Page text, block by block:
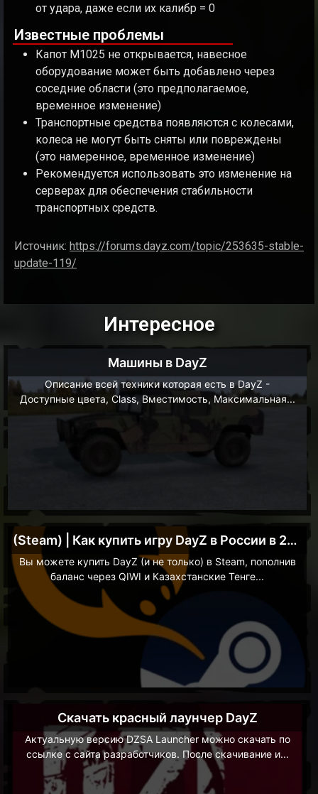
от удара, даже если их калибр = 0
Известные проблемы
Капот M1025 не открывается, навесное
оборудование может быть добавлено через
соседние области (это предполагаемое,
временное изменение)
Транспортные средства появляются с колесами,
колеса не могут быть сняты или повреждены
(это намеренное, временное изменение)
Рекомендуется использовать это изменение на
серверах для обеспечения стабильности
транспортных средств.
Источник: https://forums.dayz.com/topic/253635-stable-
update-119/
Интересное
Машины в DayZ
Описание всей техники которая есть в DayZ -
Доступные цвета, Class, Вместимость, Максимальная...
(Steam) | Как купить игру DayZ в России в 2023
Вы можете купить DayZ (и не только) в Steam, пополнив
баланс через QIWI и Казахстанские Тенге...
Скачать красный лаунчер DayZ
Актуальную версию DZSA Launcher можно скачать по
ссылке с сайта разработчиков. После скачивание и...